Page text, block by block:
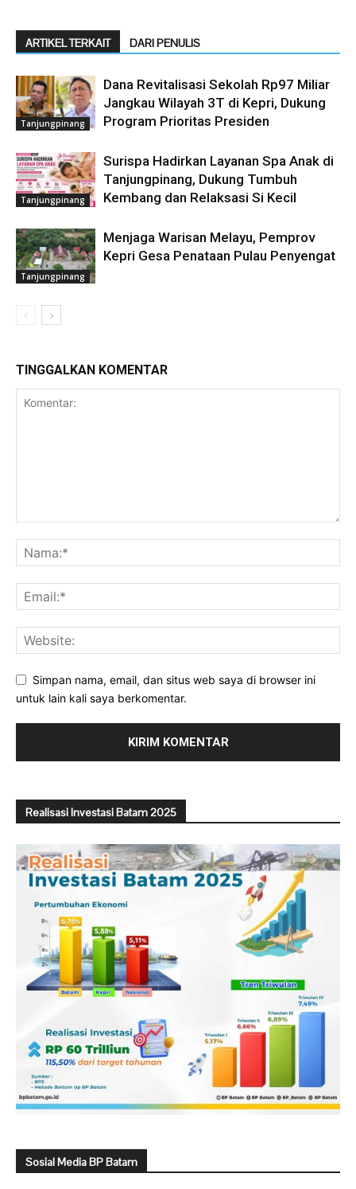
ARTIKEL TERKAIT DARI PENULIS
Tanjungpinang
Dana Revitalisasi Sekolah Rp97 Miliar
Jangkau Wilayah 3T di Kepri, Dukung
Program Prioritas Presiden
Tanjungpinang
Surispa Hadirkan Layanan Spa Anak di
Tanjungpinang, Dukung Tumbuh
Kembang dan Relaksasi Si Kecil
Tanjungpinang
Menjaga Warisan Melayu, Pemprov
Kepri Gesa Penataan Pulau Penyengat
TINGGALKAN KOMENTAR
Simpan nama, email, dan situs web saya di browser ini
untuk lain kali saya berkomentar.
Realisasi Investasi Batam 2025
Sosial Media BP Batam